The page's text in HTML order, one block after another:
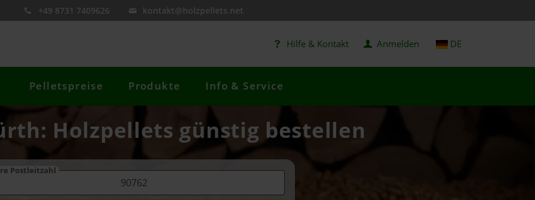
+49 8731 7409626 kontakt@holzpellets.net
Hilfe & Kontakt Anmelden DE
Pelletspreise Produkte Info & Service
Holzpellets günstig bestellen
Postleitzahl